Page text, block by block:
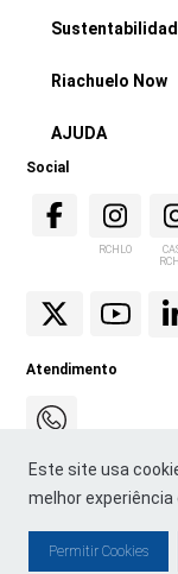
Este site usa
melhor
Permitir Cookies
Riachuelo Now
AJUDA
Social
RCHLO
Atendimento